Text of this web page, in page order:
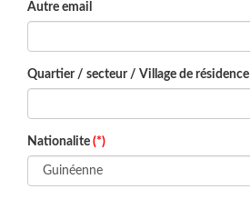
Autre email
Quartier / secteur / Village de résidence
Nationalite (*)